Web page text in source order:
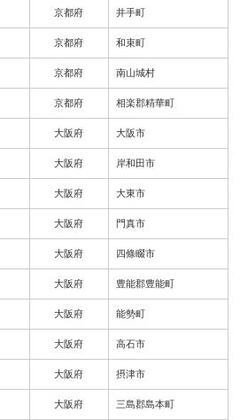
京都府 井手町
京都府 和束町
京都府 南山城村
京都府 相楽郡精華町
大阪府 大阪市
大阪府 岸和田市
大阪府 大東市
大阪府 門真市
大阪府 四條畷市
大阪府 豊能郡豊能町
大阪府 能勢町
大阪府 高石市
大阪府 摂津市
大阪府 三島郡島本町